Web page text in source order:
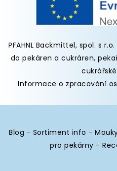
PFAHNL Backmittel, spol. s
do pekáren a cukráren,
Informace o zpracování
Blog - Sortiment info -
pro pekárny -